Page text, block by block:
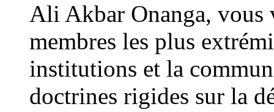
Ali Akbar Onanga, vous
membres les plus
institutions et la
doctrines rigides sur la